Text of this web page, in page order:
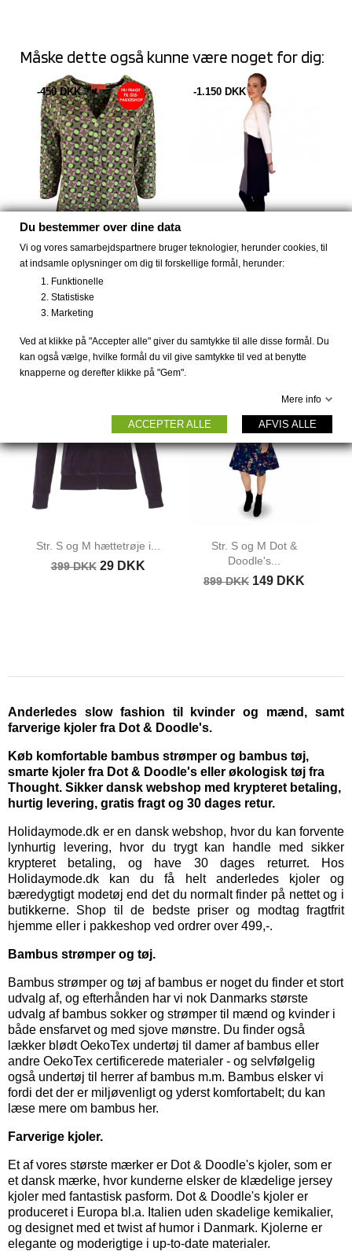
Måske dette også kunne være noget for dig:
&...
599 DKK
-450 DKK -1.150 DKK
Str. S og M hættetrøje i...
399 DKK 29 DKK
-370 DKK
Str. S og M Dot &
Doodle's...
899 DKK 149 DKK
-750 DKK
Anderledes slow fashion til kvinder og mænd, samt
farverige kjoler fra Dot & Doodle's.
Køb komfortable bambus strømper og bambus tøj,
smarte kjoler fra Dot & Doodle's eller økologisk tøj fra
Thought. Sikker dansk webshop med krypteret betaling,
hurtig levering, gratis fragt og 30 dages retur.
Holidaymode.dk er en dansk webshop, hvor du kan forvente
lynhurtig levering, hvor du trygt kan handle med sikker
krypteret betaling, og have 30 dages returret. Hos
Holidaymode.dk kan du få helt anderledes kjoler og
bæredygtigt modetøj end det du normalt finder på nettet og i
butikkerne. Shop til de bedste priser og modtag fragtfrit
hjemme eller i pakkeshop ved ordrer over 499,-.
Bambus strømper og tøj.
Bambus strømper og tøj af bambus er noget du finder et stort
udvalg af, og efterhånden har vi nok Danmarks største
udvalg af bambus sokker og strømper til mænd og kvinder i
både ensfarvet og med sjove mønstre. Du finder også
lækker blødt OekoTex undertøj til damer af bambus eller
andre OekoTex certificerede materialer - og selvfølgelig
også undertøj til herrer af bambus m.m. Bambus elsker vi
fordi det der er miljøvenligt og yderst komfortabelt; du kan
læse mere om bambus her.
Farverige kjoler.
Et af vores største mærker er Dot & Doodle's kjoler, som er
et dansk mærke, hvor kunderne elsker de klædelige jersey
kjoler med fantastisk pasform. Dot & Doodle's kjoler er
produceret i Europa bl.a. Italien uden skadelige kemikalier,
og designet med et twist af humor i Danmark. Kjolerne er
elegante og moderigtige i up-to-date materialer.
Du bestemmer over dine data
Vi og vores samarbejdspartnere bruger teknologier, herunder cookies, til
at indsamle oplysninger om dig til forskellige formål, herunder:
Funktionelle
Statistiske
Marketing
Ved at klikke på "Accepter alle" giver du samtykke til alle disse formål. Du
kan også vælge, hvilke formål du vil give samtykke til ved at benytte
knapperne og derefter klikke på "Gem".
Mere info
ACCEPTER ALLE AFVIS ALLE